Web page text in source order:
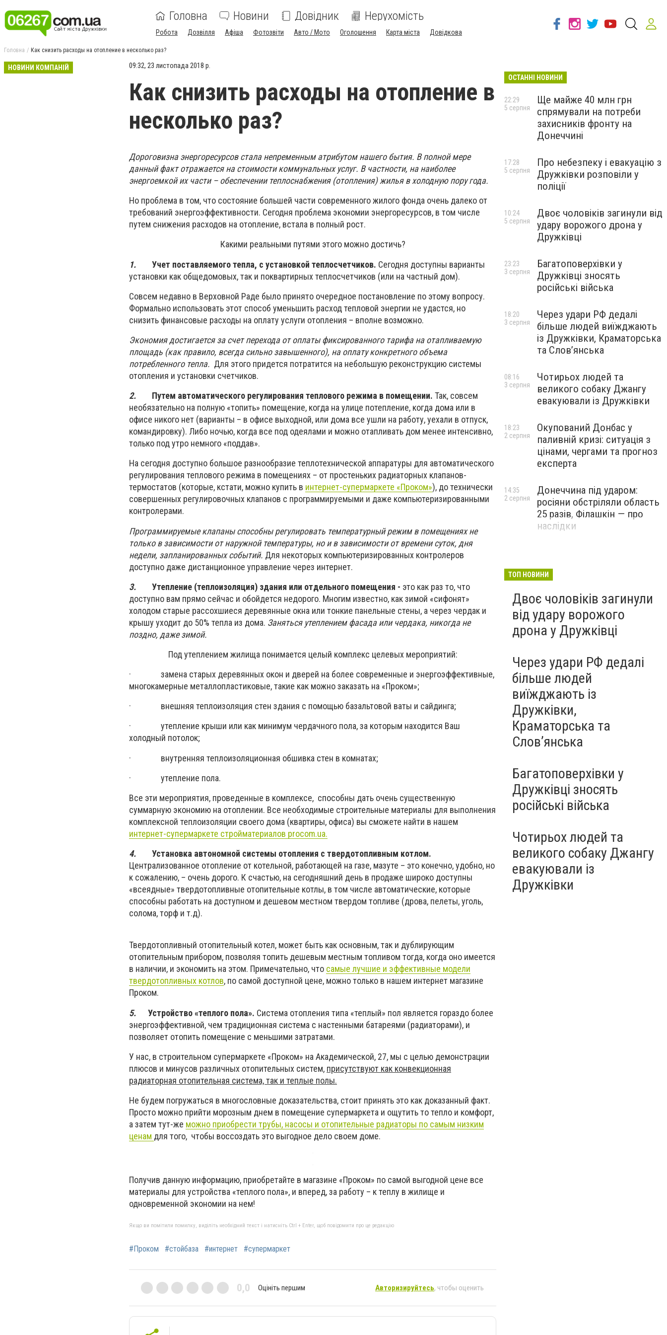
Головна Новини Довідник Нерухомість
Робота Дозвілля Афіша Фотозвіти Авто / Мото Оголошення Карта міста Довідкова
Головна Как снизить расходы на отопление в несколько раз?
НОВИНИ КОМПАНІЙ 09:32, 23 листопада 2018 р.
Как снизить расходы на отопление в
несколько раз?
Дороговизна энергоресурсов стала непременным атрибутом нашего бытия. В полной мере
данный факт отражается на стоимости коммунальных услуг. В частности, на наиболее
энергоемкой их части – обеспечении теплоснабжения (отопления) жилья в холодную пору года.
Но проблема в том, что состояние большей части современного жилого фонда очень далеко от
требований энергоэффективности. Сегодня проблема экономии энергоресурсов, в том числе
путем снижения расходов на отопление, встала в полный рост.
Какими реальными путями этого можно достичь?
1. Учет поставляемого тепла, с установкой теплосчетчиков. Сегодня доступны варианты
установки как общедомовых, так и поквартирных теплосчетчиков (или на частный дом).
Совсем недавно в Верховной Раде было принято очередное постановление по этому вопросу.
Формально использовать этот способ уменьшить расход тепловой энергии не удастся, но
снизить финансовые расходы на оплату услуги отопления – вполне возможно.
Экономия достигается за счет перехода от оплаты фиксированного тарифа на отапливаемую
площадь (как правило, всегда сильно завышенного), на оплату конкретного объема
потребленного тепла. Для этого придется потратится на небольшую реконструкцию системы
отопления и установки счетчиков.
2. Путем автоматического регулирования теплового режима в помещении. Так, совсем
необязательно на полную «топить» помещение, когда на улице потепление, когда дома или в
офисе никого нет (варианты – в офисе выходной, или дома все ушли на работу, уехали в отпуск,
командировку). Либо ночью, когда все под одеялами и можно отапливать дом менее интенсивно,
только под утро немного «поддав».
На сегодня доступно большое разнообразие теплотехнической аппаратуры для автоматического
регулирования теплового режима в помещениях – от простеньких радиаторных клапанов-
термостатов (которые, кстати, можно купить в интернет-супермаркете «Проком»), до технически
совершенных регулировочных клапанов с программируемыми и даже компьютеризированными
контролерами.
Программируемые клапаны способны регулировать температурный режим в помещениях не
только в зависимости от наружной температуры, но и в зависимости от времени суток, дня
недели, запланированных событий. Для некоторых компьютеризированных контролеров
доступно даже дистанционное управление через интернет.
3. Утепление (теплоизоляция) здания или отдельного помещения - это как раз то, что
доступно вам прямо сейчас и обойдется недорого. Многим известно, как зимой «сифонят»
холодом старые рассохшиеся деревянные окна или тонкие панельные стены, а через чердак и
крышу уходит до 50% тепла из дома. Заняться утеплением фасада или чердака, никогда не
поздно, даже зимой.
Под утеплением жилища понимается целый комплекс целевых мероприятий:
· замена старых деревянных окон и дверей на более современные и энергоэффективные,
многокамерные металлопластиковые, такие как можно заказать на «Проком»;
· внешняя теплоизоляция стен здания с помощью базальтовой ваты и сайдинга;
· утепление крыши или как минимум чердачного пола, за которым находится Ваш
холодный потолок;
· внутренняя теплоизоляционная обшивка стен в комнатах;
· утепление пола.
Все эти мероприятия, проведенные в комплексе, способны дать очень существенную
суммарную экономию на отоплении. Все необходимые строительные материалы для выполнения
комплексной теплоизоляции своего дома (квартиры, офиса) вы сможете найти в нашем
интернет-супермаркете стройматериалов procom.ua.
4. Установка автономной системы отопления с твердотопливным котлом.
Централизованное отопление от котельной, работающей на газе, мазуте – это конечно, удобно, но
к сожалению, – очень дорого. К счастью, на сегодняшний день в продаже широко доступны
«всеядные» твердотопливные отопительные котлы, в том числе автоматические, которые
способны работать на доступном и дешевом местном твердом топливе (дрова, пелеты, уголь,
солома, торф и т.д).
Твердотопливный отопительный котел, может быть как основным, так и дублирующим
отопительным прибором, позволяя топить дешевым местным топливом тогда, когда оно имеется
в наличии, и экономить на этом. Примечательно, что самые лучшие и эффективные модели
твердотопливных котлов, по самой доступной цене, можно только в нашем интернет магазине
Проком.
5. Устройство «теплого пола». Система отопления типа «теплый» пол является гораздо более
энергоэффективной, чем традиционная система с настенными батареями (радиаторами), и
позволяет отопить помещение с меньшими затратами.
У нас, в строительном супермаркете «Проком» на Академической, 27, мы с целью демонстрации
плюсов и минусов различных отопительных систем, присутствуют как конвекционная
радиаторная отопительная система, так и теплые полы.
Не будем погружаться в многословные доказательства, стоит принять это как доказанный факт.
Просто можно прийти морозным днем в помещение супермаркета и ощутить то тепло и комфорт,
а затем тут-же можно приобрести трубы, насосы и отопительные радиаторы по самым низким
ценам для того, чтобы воссоздать это выгодное дело своем доме.
Получив данную информацию, приобретайте в магазине «Проком» по самой выгодной цене все
материалы для устройства «теплого пола», и вперед, за работу – к теплу в жилище и
одновременной экономии на нем!
Якщо ви помітили помилку, виділіть необхідний текст і натисніть Ctrl + Enter, щоб повідомити про це редакцію
#Проком #стойбаза #интернет #супермаркет
0,0 Оцініть першим Авторизируйтесь, чтобы оценить
ОСТАННІ НОВИНИ
Ще майже 40 млн грн
спрямували на потреби
захисників фронту на
Донеччині
22:29
5 серпня
Про небезпеку і евакуацію з
Дружківки розповіли у
поліції
17:28
5 серпня
Двоє чоловіків загинули від
удару ворожого дрона у
Дружківці
10:24
5 серпня
Багатоповерхівки у
Дружківці зносять
російські війська
23:23
3 серпня
Через удари РФ дедалі
більше людей виїжджають
із Дружківки, Краматорська
та Слов’янська
18:20
3 серпня
Чотирьох людей та
великого собаку Джангу
евакуювали із Дружківки
08:16
3 серпня
Окупований Донбас у
паливній кризі: ситуація з
цінами, чергами та прогноз
експерта
18:23
2 серпня
Донеччина під ударом:
росіяни обстріляли область
25 разів, Філашкін — про
наслідки
14:35
2 серпня
ТОП НОВИНИ
Двоє чоловіків загинули
від удару ворожого
дрона у Дружківці
Через удари РФ дедалі
більше людей
виїжджають із
Дружківки,
Краматорська та
Слов’янська
Багатоповерхівки у
Дружківці зносять
російські війська
Чотирьох людей та
великого собаку Джангу
евакуювали із
Дружківки